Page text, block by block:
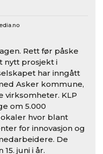
Rett før påske
nytt prosjekt i
har inngått
Asker kommune,
virksomheter. KLP
om 5.000
hvor blant
for innovasjon og
De
juni i år.